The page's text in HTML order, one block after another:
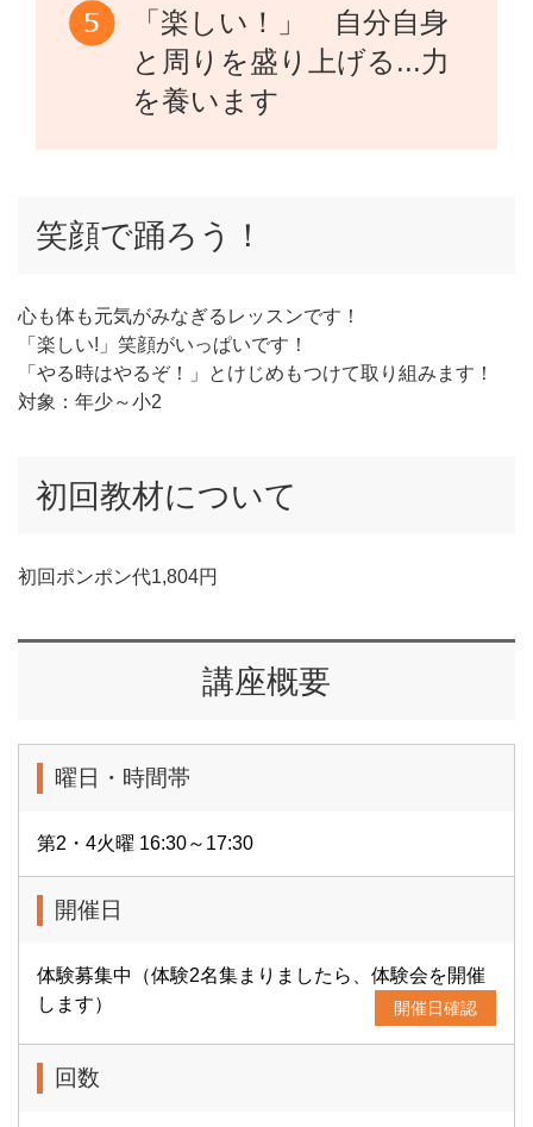
「楽しい！」 自分自身
と周りを盛り上げる...力
を養います
笑顔で踊ろう！
心も体も元気がみなぎるレッスンです！
「楽しい!」笑顔がいっぱいです！
「やる時はやるぞ！」とけじめもつけて取り組みます！
対象：年少～小2
初回教材について
初回ポンポン代1,804円
講座概要
曜日・時間帯
第2・4火曜 16:30～17:30
開催日
体験募集中（体験2名集まりましたら、体験会を開催
します）
開催日確認
回数